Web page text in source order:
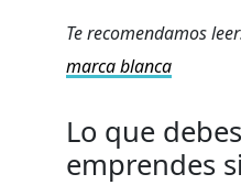
Te recomendamos
marca blanca
Lo que
emprendes